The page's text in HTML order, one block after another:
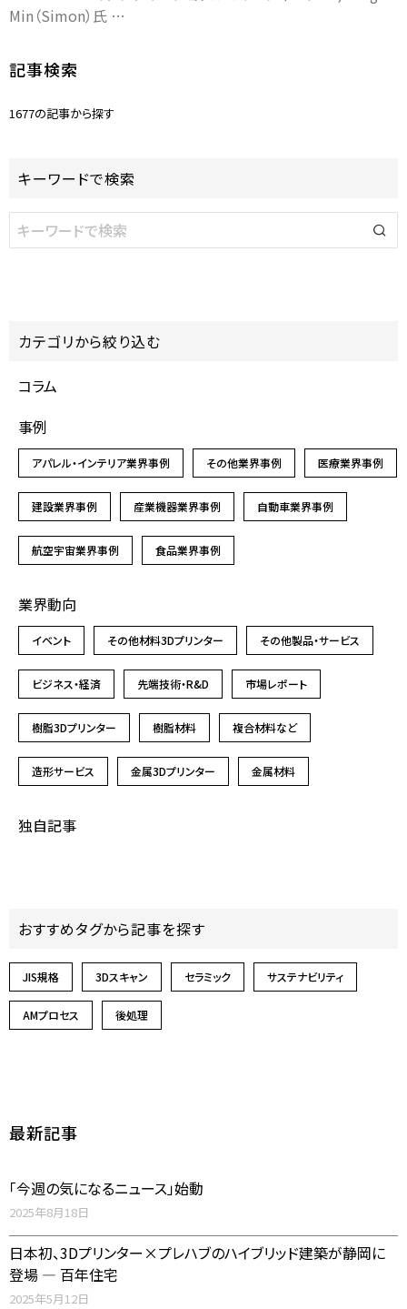
Min（Simon）氏 …
記事検索
1677の記事から探す
キーワードで検索
カテゴリから絞り込む
コラム
事例
アパレル・インテリア業界事例 その他業界事例 医療業界事例
建設業界事例 産業機器業界事例 自動車業界事例
航空宇宙業界事例 食品業界事例
業界動向
イベント その他材料3Dプリンター その他製品・サービス
ビジネス・経済 先端技術・R&D 市場レポート
樹脂3Dプリンター 樹脂材料 複合材料など
造形サービス 金属3Dプリンター 金属材料
独自記事
おすすめタグから記事を探す
JIS規格 3Dスキャン セラミック サステナビリティ
AMプロセス 後処理
最新記事
「今週の気になるニュース」始動
2025年8月18日
日本初、3Dプリンター×プレハブのハイブリッド建築が静岡に
登場 ― 百年住宅
2025年5月12日